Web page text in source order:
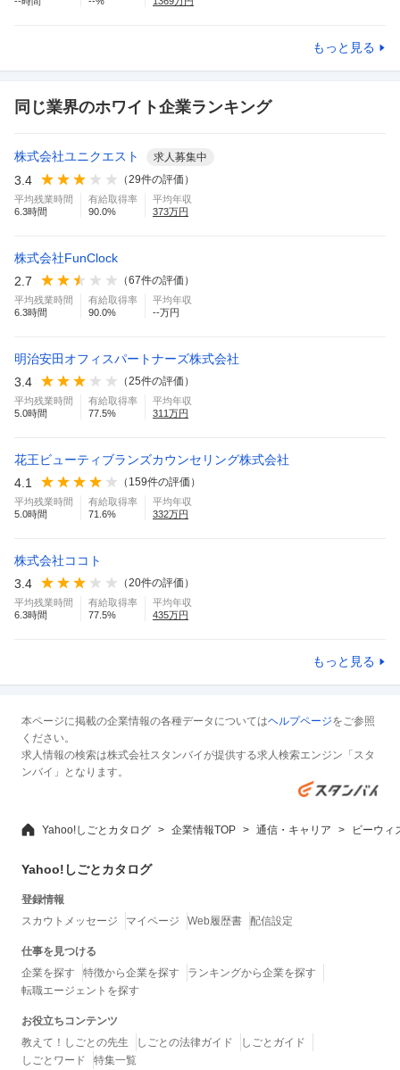
もっと見る
同じ業界のホワイト企業ランキング
株式会社ユニクエスト 求人募集中
3.4 （29件の評価）
平均残業時間
6.3時間
有給取得率
90.0%
平均年収
373万円
株式会社FunClock
2.7
（67件の評価）
平均残業時間
6.3時間
有給取得率
90.0%
平均年収
--万円
明治安田オフィスパートナーズ株式会社
3.4
（25件の評価）
平均残業時間
5.0時間
有給取得率
77.5%
平均年収
311万円
花王ビューティブランズカウンセリング株式会社
4.1
（ 159件の評価）
平均残業時間
5.0時間
有給取得率
71.6%
平均年収
332万円
株式会社ココト
3.4
（20件の評価）
平均残業時間
6.3時間
有給取得率
77.5%
平均年収
435万円
もっと見る
本ページに掲載の企業情報の各種データについてはヘルプページをご参照
ください。
求人情報の検索は株式会社スタンバイが提供する求人検索エンジン「スタ
ンバイ」となります。
Yahoo!しごとカタログ 企業情報TOP 通信・キャリア ビーウィ
Yahoo!しごとカタログ
登録情報
スカウトメッセージ
マイページ Web履歴書 配信設定
仕事を見つける
企業を探す
特徴から企業を探す
ランキングから企業を探す
転職エージェントを探す
お役立ちコンテンツ
教えて！しごとの先生
しごとの法律ガイド
しごとガイド
しごとワード
特集一覧